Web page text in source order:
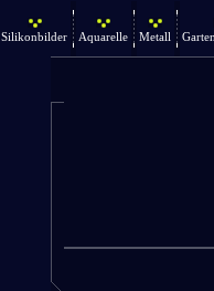
Silikonbilder Aquarelle Metall